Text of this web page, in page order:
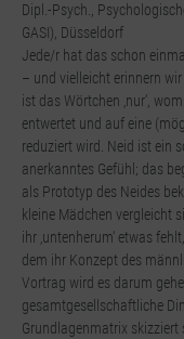
Dipl.-Psych.,
GASI), Düsseldorf
Jede/r hat das schon
– und vielleicht erinnern
ist das Wörtchen ‚nur‘,
entwertet und auf eine
reduziert wird. Neid ist ein
anerkanntes Gefühl; das
als Prototyp des Neides
kleine Mädchen vergleicht
ihr ‚untenherum‘ etwas
dem ihr Konzept des
Vortrag wird es darum
gesamtgesellschaftliche
Grundlagenmatrix